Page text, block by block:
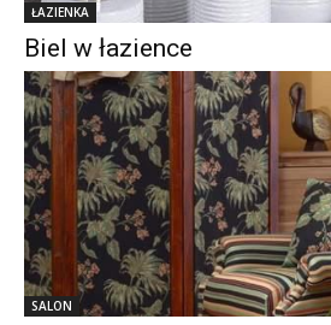
ŁAZIENKA
Biel w łazience
SALON